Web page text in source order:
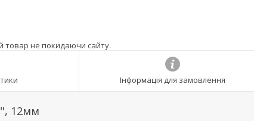
товар не покидаючи сайту.
Інформація для замовлення
12мм